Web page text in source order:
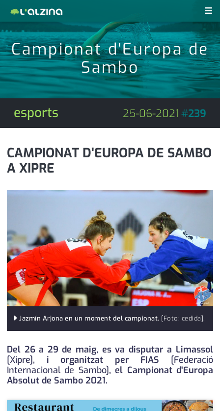
notícies
últimes notícies
activitats
agenda
esports
medi ambient
opinió
política
promo serveis
reportatge
salut
serveis
societat
successos
revistes pdf
anunciants
subscripció
telèfons
calendari
Campionat d'Europa de
Sambo
esports 25-06-2021 #239
CAMPIONAT D'EUROPA DE SAMBO
A XIPRE
Jazmín Arjona en un moment del campionat. [Foto: cedida].
Del 26 a 29 de maig, es va disputar a Limassol
[Xipre], i organitzat per FIAS [Federació
Internacional de Sambo], el Campionat d'Europa
Absolut de Sambo 2021.